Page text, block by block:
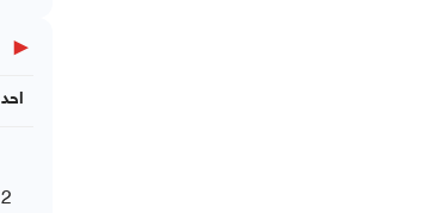
◀
احد
2